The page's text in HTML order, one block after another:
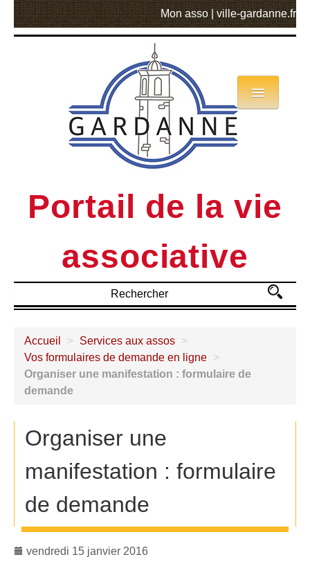
Mon asso ville-gardanne.fr
Portail de la vie
associative
Annuaire
Actualités
MVA
Accueil > Services aux assos >
Vos formulaires de demande en ligne >
Organiser une manifestation : formulaire de
demande
Organiser une
manifestation : formulaire
de demande
vendredi 15 janvier 2016